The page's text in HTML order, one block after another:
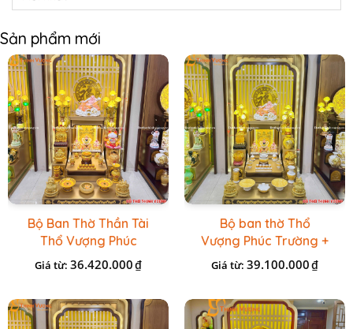
Sản phẩm mới
Bộ Ban Thờ Thần Tài
Thổ Vượng Phúc
Trường + Bộ Đồ Sứ
Cao Cấp Gấm Vàng
Giá từ: 36.420.000₫
Bộ ban thờ Thổ
Vượng Phúc Trường +
Đồ Sứ Vàng Đá Cao
Giá từ: 39.100.000₫